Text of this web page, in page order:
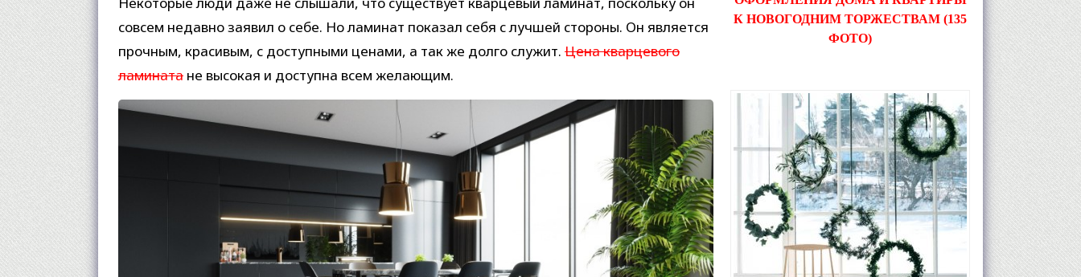
совсем недавно заявил о себе. Но ламинат показал себя с лучшей стороны. Он является
прочным, красивым, с доступными ценами, а так же долго служит. Цена кварцевого
ламината не высокая и доступна всем желающим.
К НОВОГОДНИМ ТОРЖЕСТВАМ (135
ФОТО)